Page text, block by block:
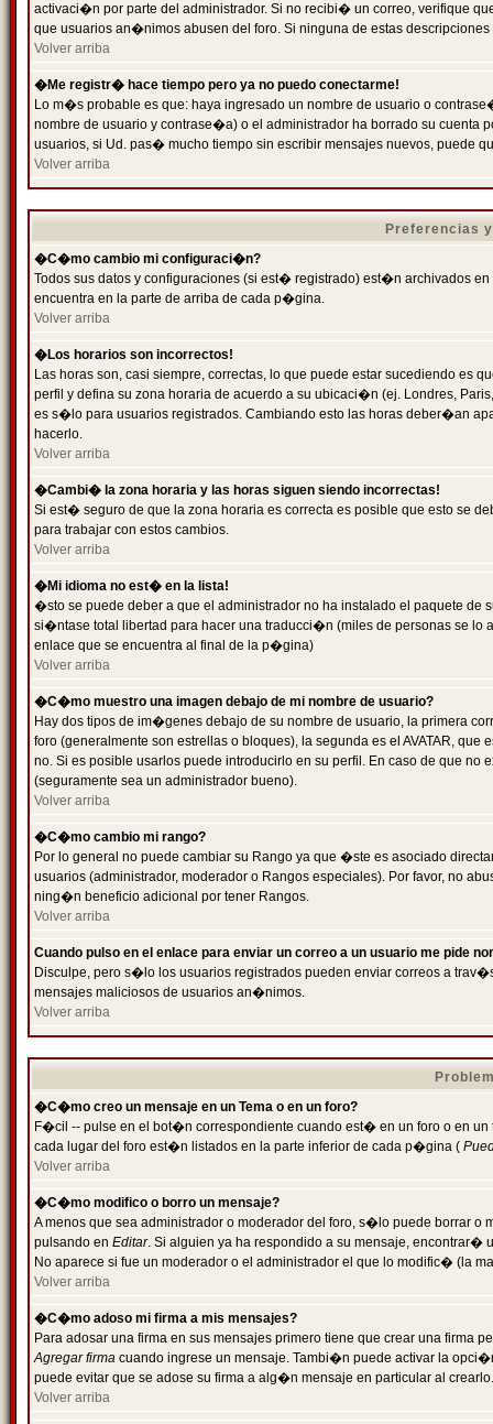
activaci�n por parte del administrador. Si no recibi� un correo, verifique
que usuarios an�nimos abusen del foro. Si ninguna de estas
Volver arriba
�Me registr� hace tiempo pero ya no puedo conectarme!
Lo m�s probable es que: haya ingresado un nombre de usuario o
nombre de usuario y contrase�a) o el administrador ha borrado su
usuarios, si Ud. pas� mucho tiempo sin escribir mensajes nuevos, puede
Volver arriba
Preferencias
�C�mo cambio mi configuraci�n?
Todos sus datos y configuraciones (si est� registrado) est�n archivados
encuentra en la parte de arriba de cada p�gina.
Volver arriba
�Los horarios son incorrectos!
Las horas son, casi siempre, correctas, lo que puede estar sucediendo es
perfil y defina su zona horaria de acuerdo a su ubicaci�n (ej. Londres,
es s�lo para usuarios registrados. Cambiando esto las horas deber�an
hacerlo.
Volver arriba
�Cambi� la zona horaria y las horas siguen siendo incorrectas!
Si est� seguro de que la zona horaria es correcta es posible que esto se
para trabajar con estos cambios.
Volver arriba
�Mi idioma no est� en la lista!
�sto se puede deber a que el administrador no ha instalado el paquete
si�ntase total libertad para hacer una traducci�n (miles de personas se
enlace que se encuentra al final de la p�gina)
Volver arriba
�C�mo muestro una imagen debajo de mi nombre de usuario?
Hay dos tipos de im�genes debajo de su nombre de usuario, la primera
foro (generalmente son estrellas o bloques), la segunda es el AVATAR,
no. Si es posible usarlos puede introducirlo en su perfil. En caso de que
(seguramente sea un administrador bueno).
Volver arriba
�C�mo cambio mi rango?
Por lo general no puede cambiar su Rango ya que �ste es asociado
usuarios (administrador, moderador o Rangos especiales). Por favor, no
ning�n beneficio adicional por tener Rangos.
Volver arriba
Cuando pulso en el enlace para enviar un correo a un usuario me pide
Disculpe, pero s�lo los usuarios registrados pueden enviar correos a
mensajes maliciosos de usuarios an�nimos.
Volver arriba
�C�mo creo un mensaje en un Tema o en un foro?
F�cil -- pulse en el bot�n correspondiente cuando est� en un foro o en
cada lugar del foro est�n listados en la parte inferior de cada p�gina (
Volver arriba
�C�mo modifico o borro un mensaje?
A menos que sea administrador o moderador del foro, s�lo puede borrar o
pulsando en Editar. Si alguien ya ha respondido a su mensaje, encontrar�
No aparece si fue un moderador o el administrador el que lo modific� (la
Volver arriba
�C�mo adoso mi firma a mis mensajes?
Para adosar una firma en sus mensajes primero tiene que crear una firma
Agregar firma cuando ingrese un mensaje. Tambi�n puede activar la
puede evitar que se adose su firma a alg�n mensaje en particular al crearlo.
Volver arriba